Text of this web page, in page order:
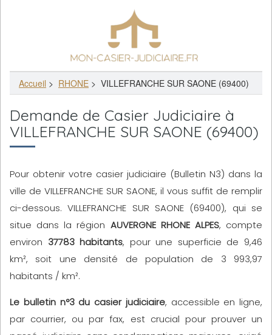
Accueil > RHONE > VILLEFRANCHE SUR SAONE (69400)
Demande de Casier Judiciaire à
VILLEFRANCHE SUR SAONE (69400)
Pour obtenir votre casier judiciaire (Bulletin N3) dans la
ville de VILLEFRANCHE SUR SAONE, il vous suffit de remplir
ci-dessous. VILLEFRANCHE SUR SAONE (69400), qui se
situe dans la région AUVERGNE RHONE ALPES, compte
environ 37783 habitants, pour une superficie de 9,46
km², soit une densité de population de 3 993,97
habitants / km².
Le bulletin n°3 du casier judiciaire, accessible en ligne,
par courrier, ou par fax, est crucial pour prouver un